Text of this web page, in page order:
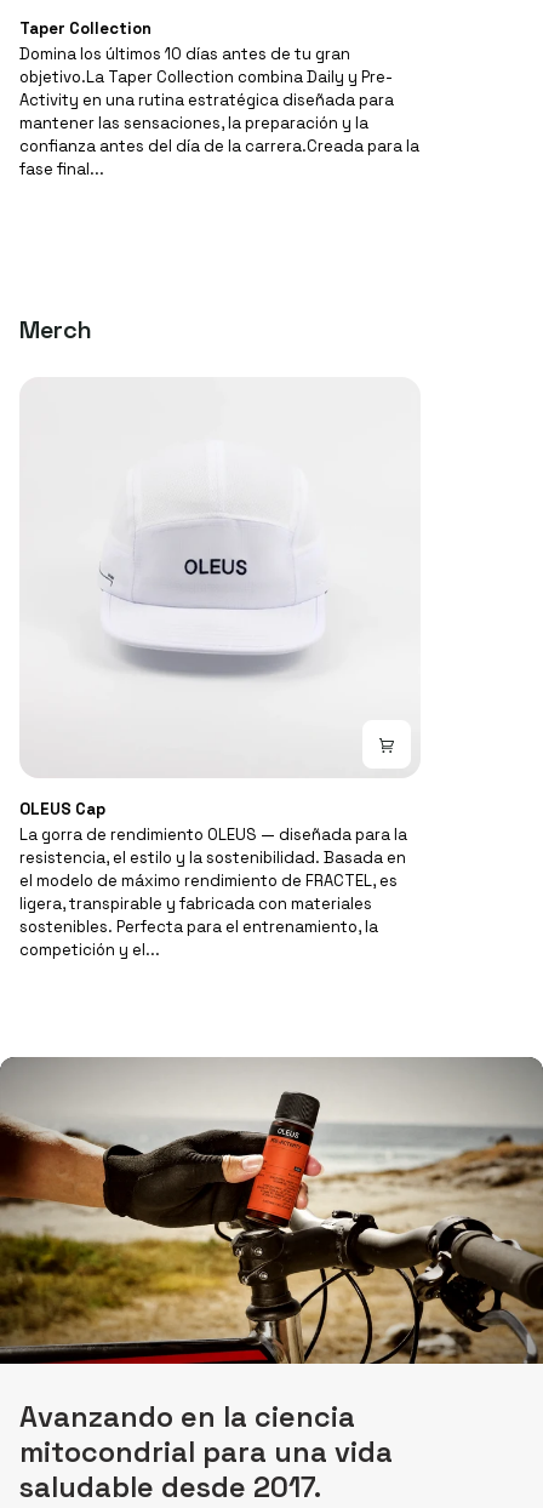
Taper
Collection
Taper Collection
Domina los últimos 10 días antes de tu gran
objetivo.La Taper Collection combina Daily y Pre-
Activity en una rutina estratégica diseñada para
mantener las sensaciones, la preparación y la
confianza antes del día de la carrera.Creada para la
fase final...
Merch
OLEUS
Cap
OLEUS Cap
La gorra de rendimiento OLEUS — diseñada para la
resistencia, el estilo y la sostenibilidad. Basada en
el modelo de máximo rendimiento de FRACTEL, es
ligera, transpirable y fabricada con materiales
sostenibles. Perfecta para el entrenamiento, la
competición y el...
Avanzando en la ciencia
mitocondrial para una vida
saludable desde 2017.